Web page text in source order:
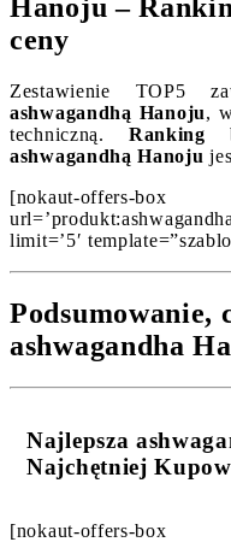
Hanoju –
ceny
Zestawienie TOP5
ashwagandhą Hanoju,
techniczną. Ranking
ashwagandhą Hanoju
[nokaut-offers-
limit=’5′
Podsumowanie,
ashwagandha
Najlepsza
Najchętniej
[nokaut-offers-